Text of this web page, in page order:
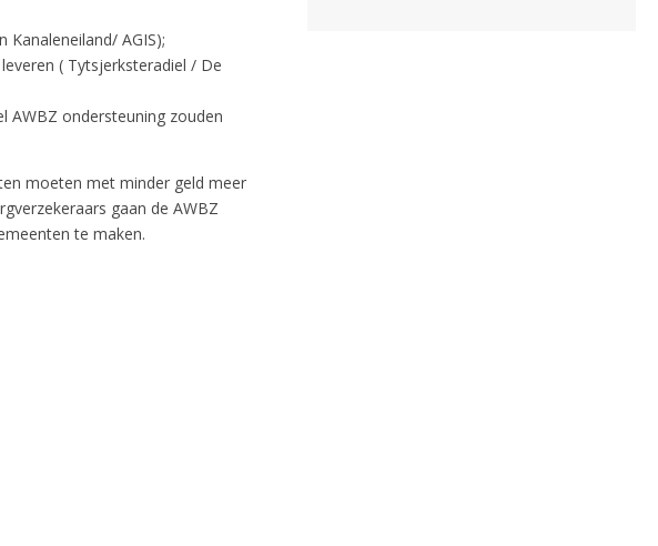
AGIS);
( Tytsjerksteradiel / De
AWBZ ondersteuning zouden
moeten met minder geld meer
gaan de AWBZ
te maken.